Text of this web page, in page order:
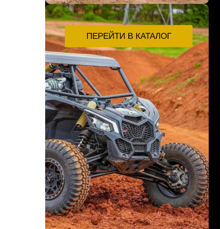
ПЕРЕЙТИ В КАТАЛОГ